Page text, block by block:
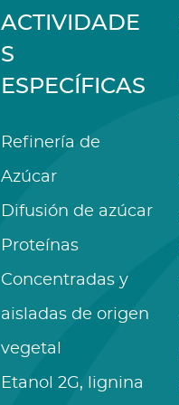
ACTIVIDADE
S
ESPECÍFICAS
Refinería de
Azúcar
Difusión de azúcar
Proteínas
Concentradas y
aisladas de origen
vegetal
Etanol 2G, lignina